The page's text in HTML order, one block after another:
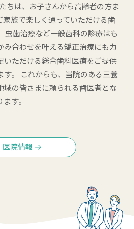
ちは、お子さんから高齢者の方ま
家族で楽しく通っていただける歯
虫歯治療など一般歯科の診療はも
み合わせを叶える矯正治療にも力
いただける総合歯科医療をご提供
。
これからも、当院のある三養
域の皆さまに頼られる歯医者とな
す。
医院情報